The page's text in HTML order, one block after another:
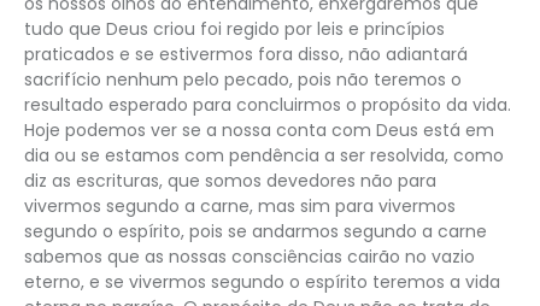
tudo que Deus criou foi regido por leis e princípios
praticados e se estivermos fora disso, não adiantará
sacrifício nenhum pelo pecado, pois não teremos o
resultado esperado para concluirmos o propósito da vida.
Hoje podemos ver se a nossa conta com Deus está em
dia ou se estamos com pendência a ser resolvida, como
diz as escrituras, que somos devedores não para
vivermos segundo a carne, mas sim para vivermos
segundo o espírito, pois se andarmos segundo a carne
sabemos que as nossas consciências cairão no vazio
eterno, e se vivermos segundo o espírito teremos a vida